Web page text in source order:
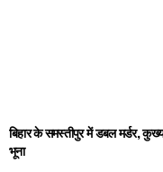
बिहार के समस्तीपुर में डबल मर्डर,
भूना